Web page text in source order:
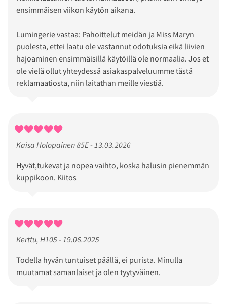
ensimmäisen viikon käytön aikana.
Lumingerie vastaa: Pahoittelut meidän ja Miss Maryn
puolesta, ettei laatu ole vastannut odotuksia eikä liivien
hajoaminen ensimmäisillä käytöillä ole normaalia. Jos et
ole vielä ollut yhteydessä asiakaspalveluumme tästä
reklamaatiosta, niin laitathan meille viestiä.
Kaisa Holopainen 85E - 13.03.2026
Hyvät,tukevat ja nopea vaihto, koska halusin pienemmän
kuppikoon. Kiitos
Kerttu, H105 - 19.06.2025
Todella hyvän tuntuiset päällä, ei purista. Minulla
muutamat samanlaiset ja olen tyytyväinen.